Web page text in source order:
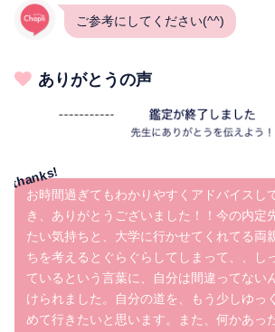
ご参考にしてください(^^)
ありがとうの声
お時間過ぎてもわかりやすくアドバイスし
き、ありがとうございました！！今の内定
たい気持ちと、大学に行かせてくれてる両
ちを考えるとぐらぐらしてしまって、、し
ているという言葉に、自分は間違ってない
けられました。自分の道を、もう少しゆっ
めて行きたいと思います。また、何かあっ